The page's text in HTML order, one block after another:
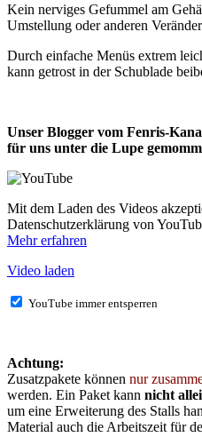
Kein nerviges Gefummel am
Umstellung oder anderen
Durch einfache Menüs extrem
kann getrost in der Schublade
Unser Blogger vom Fenris-
für uns unter die Lupe
Mit dem Laden des Videos
Datenschutzerklärung von
Mehr erfahren
Video laden
YouTube immer entsperren
Achtung:
Zusatzpakete können nur
werden. Ein Paket kann nicht
um eine Erweiterung des Stalls
Material auch die Arbeitszeit für